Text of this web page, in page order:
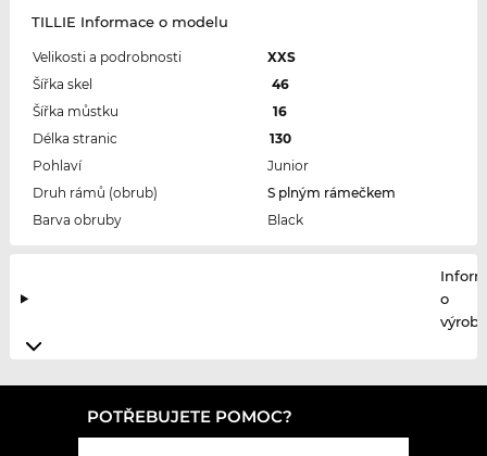
TILLIE Informace o modelu
Velikosti a podrobnosti
XXS
Šířka skel
46
Šířka můstku
16
Délka stranic
130
Pohlaví
Junior
Druh rámů (obrub)
S plným rámečkem
Barva obruby
Black
o
POTŘEBUJETE POMOC?